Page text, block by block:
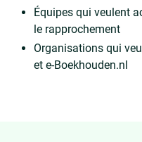
Équipes qui veulent
le rapprochement
Organisations qui
et e-Boekhouden.nl